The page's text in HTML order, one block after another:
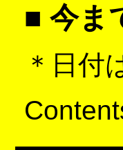
■ 今ま
＊日付